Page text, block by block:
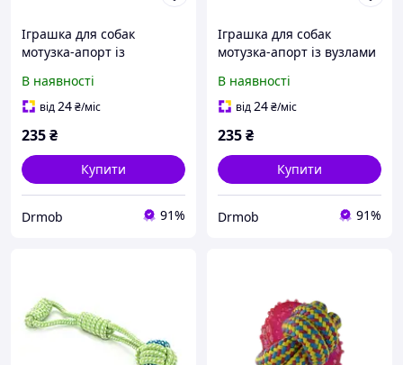
Іграшка для собак
мотузка-апорт із
формі кукурудзи зелено-
синього кольору
вузлами для жування і
В наявності
від24₴/міс
235₴
Купити
Drmob 91%
Іграшка для собак
мотузка-апорт із вузлами
кольору розміром 6х16 см
для активних ігор та
В наявності
від24₴/міс
235₴
Купити
Drmob 91%